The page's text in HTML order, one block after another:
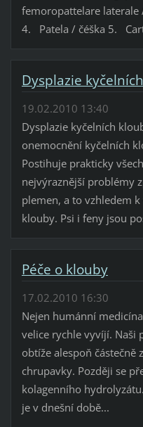
femoropattelare laterale
4. Patela / čéška 5.
Dysplazie
19.02.2010 13:40
Dysplazie kyčelních
onemocnění kyčelních
Postihuje prakticky
nejvýraznější problémy
plemen, a to vzhledem
klouby. Psi i feny jsou
Péče o klouby
17.02.2010 16:30
Nejen humánní
velice rychle vyvíjí. Naši
obtíže alespoň
chrupavky. Později se
kolagenního
je v dnešní době...